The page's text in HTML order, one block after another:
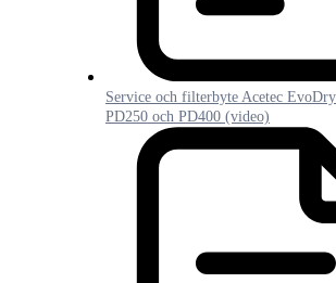
Service och filterbyte Acetec
PD250 och PD400 (video)